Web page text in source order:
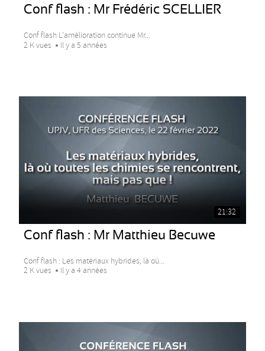
Conf flash : Mr Frédéric SCELLIER
Conf flash L’amélioration continue Mr...
2 K vues
Il y a 5 années
21:32
Conf flash : Mr Matthieu Becuwe
Conf flash : Les matériaux hybrides, là où...
2 K vues
Il y a 4 années